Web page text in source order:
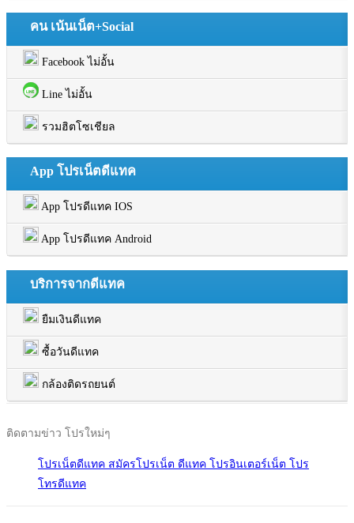
คน เน้นเน็ต+Social
Facebook ไม่อั้น
Line ไม่อั้น
รวมฮิตโซเชียล
App โปรเน็ตดีแทค
App โปรดีแทค IOS
App โปรดีแทค Android
บริการจากดีแทค
ยืมเงินดีแทค
ซื้อวันดีแทค
กล้องติดรถยนต์
ติดตามข่าว โปรใหม่ๆ
โปรเน็ตดีแทค สมัครโปรเน็ต ดีแทค โปรอินเตอร์เน็ต โปร
โทรดีแทค